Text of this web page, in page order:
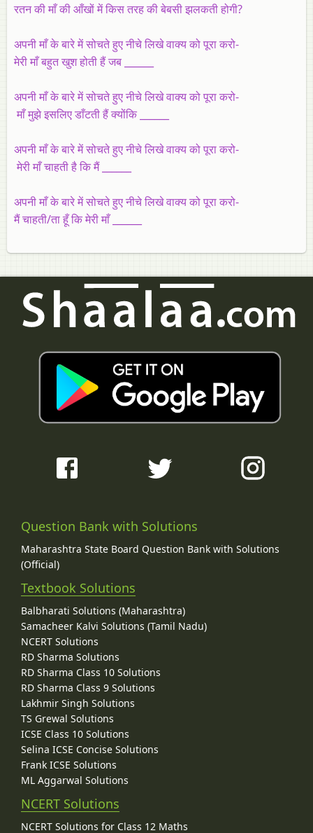
रतन की माँ की आँखों में किस तरह की बेबसी झलकती होगी?
अपनी माँ के बारे में सोचते हुए नीचे लिखे वाक्य को पूरा करो-
मेरी माँ बहुत खुश होती हैं जब ______
अपनी माँ के बारे में सोचते हुए नीचे लिखे वाक्य को पूरा करो-
माँ मुझे इसलिए डाँटती हैं क्योंकि ______
अपनी माँ के बारे में सोचते हुए नीचे लिखे वाक्य को पूरा करो-
मेरी माँ चाहती है कि मैं ______
अपनी माँ के बारे में सोचते हुए नीचे लिखे वाक्य को पूरा करो-
मैं चाहती/ता हूँ कि मेरी माँ ______
Question Bank with Solutions
Maharashtra State Board Question Bank with Solutions
(Official)
Textbook Solutions
Balbharati Solutions (Maharashtra)
Samacheer Kalvi Solutions (Tamil Nadu)
NCERT Solutions
RD Sharma Solutions
RD Sharma Class 10 Solutions
RD Sharma Class 9 Solutions
Lakhmir Singh Solutions
TS Grewal Solutions
ICSE Class 10 Solutions
Selina ICSE Concise Solutions
Frank ICSE Solutions
ML Aggarwal Solutions
NCERT Solutions
NCERT Solutions for Class 12 Maths